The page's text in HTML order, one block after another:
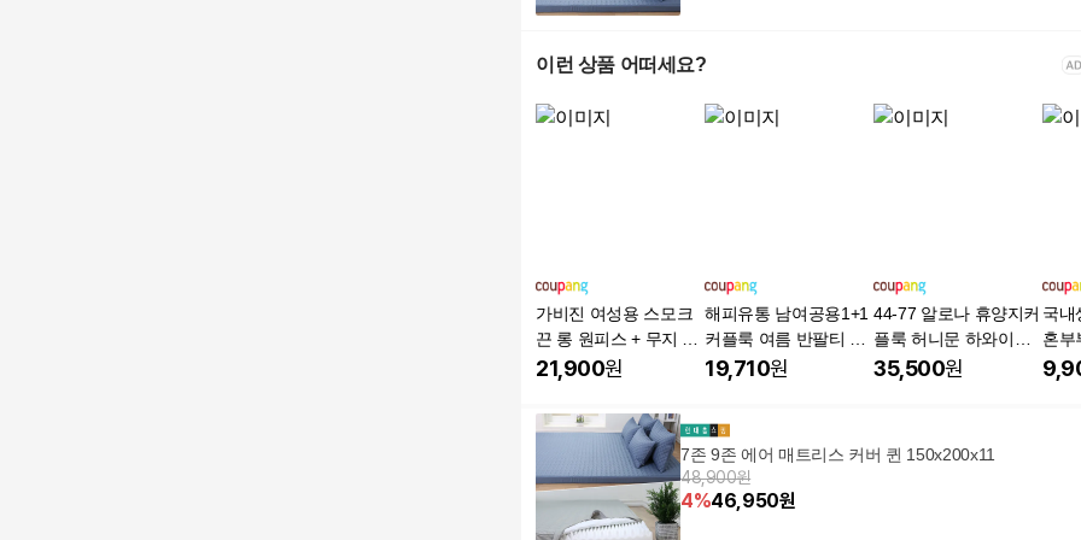
이런 상품 어떠세요?
가비진 여성용 스모크
끈 롱 원피스 + 무지 카
라 반팔셔츠 남녀 커플
캉스룩 세트 남여개별
21,900원
해피유통 남여공용1+1
커플룩 여름 반팔티 트
렌드 프리미엄 반팔 상
19,710원
44-77 알로나 휴양지커
플룩 허니문 하와이안
커플휴양지룩 바캉스
35,500원
국내
혼부
옆집
7존 9존 에어 매트리스 커버 퀸 150x200x11
48,900원
4%46,950원